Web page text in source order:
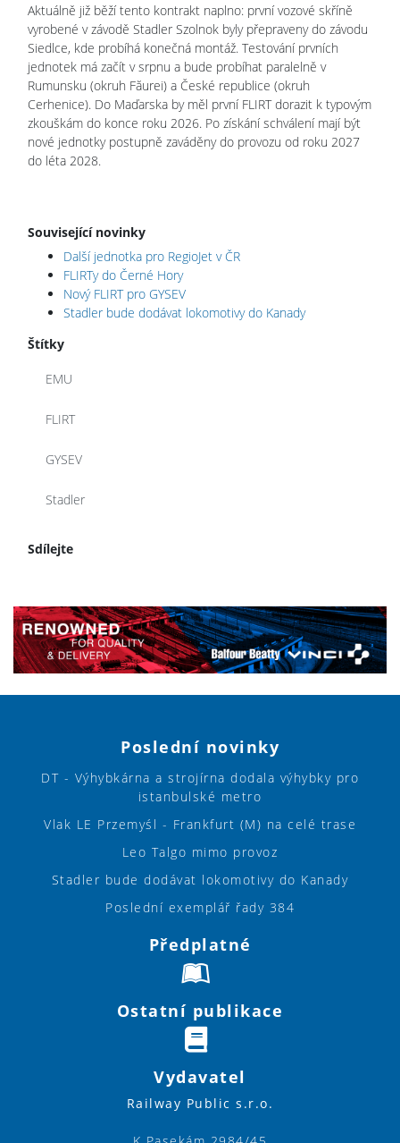
Aktuálně již běží tento kontrakt naplno: první vozové skříně
vyrobené v závodě Stadler Szolnok byly přepraveny do závodu
Siedlce, kde probíhá konečná montáž. Testování prvních
jednotek má začít v srpnu a bude probíhat paralelně v
Rumunsku (okruh Făurei) a České republice (okruh
Cerhenice). Do Maďarska by měl první FLIRT dorazit k typovým
zkouškám do konce roku 2026. Po získání schválení mají být
nové jednotky postupně zaváděny do provozu od roku 2027
do léta 2028.
Související novinky
Další jednotka pro RegioJet v ČR
FLIRTy do Černé Hory
Nový FLIRT pro GYSEV
Stadler bude dodávat lokomotivy do Kanady
Štítky
EMU
FLIRT
GYSEV
Stadler
Sdílejte
Poslední novinky
DT - Výhybkárna a strojírna dodala výhybky pro
istanbulské metro
Vlak LE Przemyśl - Frankfurt (M) na celé trase
Leo Talgo mimo provoz
Stadler bude dodávat lokomotivy do Kanady
Poslední exemplář řady 384
Předplatné
Ostatní publikace
Vydavatel
Railway Public s.r.o.